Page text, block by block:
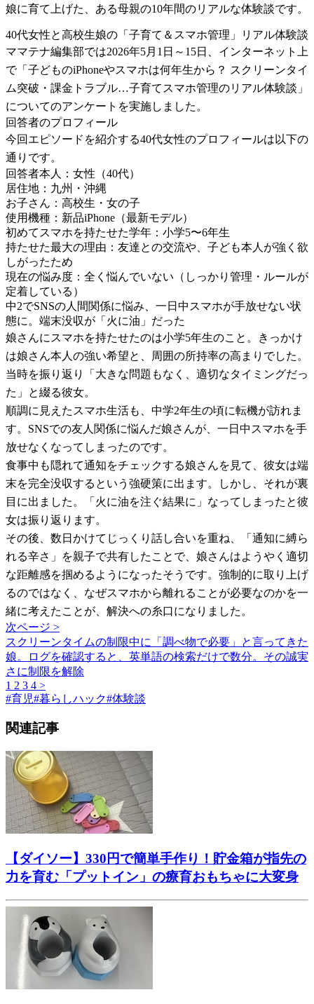
娘に育て上げた、ある母親の10年間のリアルな体験談です。
40代女性と高校生娘の「子育て＆スマホ管理」リアル体験談
ママテナ編集部では2026年5月1日～15日、インターネット上
で「子どものiPhoneやスマホは何年生から？ スクリーンタイ
ム突破・課金トラブル…子育てスマホ管理のリアル体験談」
についてのアンケートを実施しました。
回答者のプロフィール
今回エピソードを紹介する40代女性のプロフィールは以下の
通りです。
回答者本人：女性（40代）
居住地：九州・沖縄
お子さん：高校生・女の子
使用機種：新品iPhone（最新モデル）
初めてスマホを持たせた学年：小学5〜6年生
持たせた最大の理由：友達との交流や、子ども本人が強く欲
しがったため
現在の悩み度：全く悩んでいない（しっかり管理・ルールが
定着している）
中2でSNSの人間関係に悩み、一日中スマホが手放せない状
態に。端末没収が「火に油」だった
娘さんにスマホを持たせたのは小学5年生のこと。きっかけ
は娘さん本人の強い希望と、周囲の所持率の高まりでした。
当時を振り返り「大きな問題もなく、適切なタイミングだっ
た」と綴る彼女。
順調に見えたスマホ生活も、中学2年生の頃に転機が訪れま
す。SNSでの友人関係に悩んだ娘さんが、一日中スマホを手
放せなくなってしまったのです。
食事中も隠れて通知をチェックする娘さんを見て、彼女は端
末を完全没収するという強硬策に出ます。しかし、それが裏
目に出ました。「火に油を注ぐ結果に」なってしまったと彼
女は振り返ります。
その後、数日かけてじっくり話し合いを重ね、「通知に縛ら
れる辛さ」を親子で共有したことで、娘さんはようやく適切
な距離感を掴めるようになったそうです。強制的に取り上げ
るのではなく、なぜスマホから離れることが必要なのかを一
緒に考えたことが、解決への糸口になりました。
次ページ >
スクリーンタイムの制限中に「調べ物で必要」と言ってきた
娘。ログを確認すると、英単語の検索だけで数分。その誠実
さに制限を解除
1 2 3 4 >
#育児#暮らしハック#体験談
関連記事
【ダイソー】330円で簡単手作り！貯金箱が指先の
力を育む「プットイン」の療育おもちゃに大変身